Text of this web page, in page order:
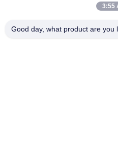
Fábrica
3:55
Good day, what product are you